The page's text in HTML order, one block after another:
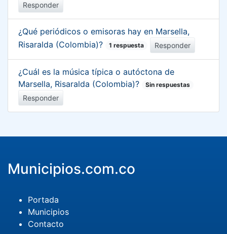
Responder
¿Qué periódicos o emisoras hay en Marsella,
Risaralda (Colombia)?
1 respuesta Responder
¿Cuál es la música típica o autóctona de
Marsella, Risaralda (Colombia)?
Sin respuestas
Responder
Municipios.com.co
Portada
Municipios
Contacto